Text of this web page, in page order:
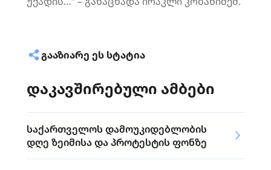
ᲒᲐᲐᲖᲘᲐᲠᲔ ᲔᲡ ᲡᲢᲐᲢᲘᲐ
დაკავშირებული ამბები
საქართველოს დამოუკიდებლობის
დღე ზეიმისა და პროტესტის ფონზე